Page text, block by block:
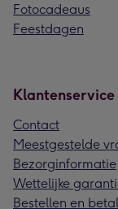
Fotocadeaus
Feestdagen
Klantenservice
Contact
Meestgestelde
Bezorginformatie
Wettelijke
Bestellen en